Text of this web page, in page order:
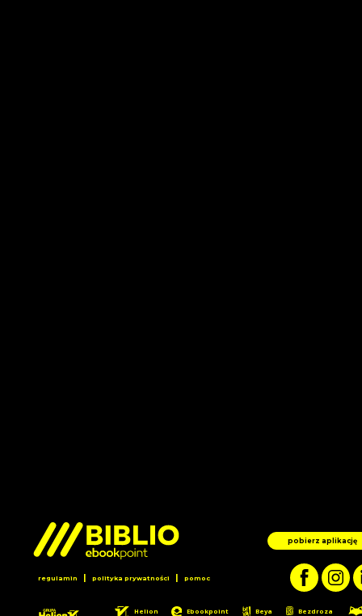
pobierz aplikację
regulamin | polityka prywatności | pomoc
Helion Ebookpoint Beya Bezdroza